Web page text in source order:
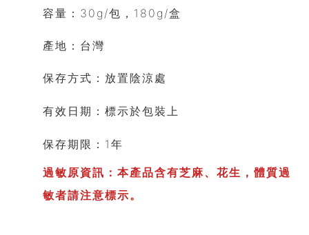
容量 ：30g/包，180g/盒
產地 ： 台灣
保存方式 ： 放置陰涼處
有效日期 ：標示於包裝上
保存期限 ：1年
過敏原資訊： 本產品含有芝麻、花生，體質過
敏者請注意標示。